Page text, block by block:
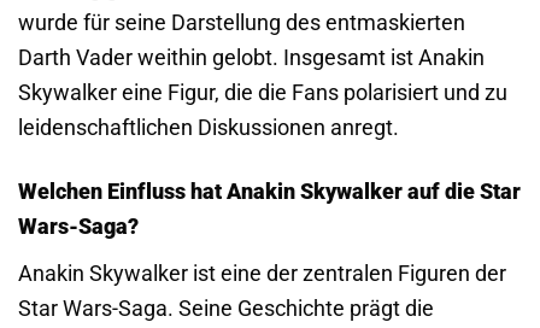
wurde für seine Darstellung des entmaskierten
Darth Vader weithin gelobt. Insgesamt ist Anakin
Skywalker eine Figur, die die Fans polarisiert und zu
leidenschaftlichen Diskussionen anregt.
Welchen Einfluss hat Anakin Skywalker auf die Star
Wars-Saga?
Anakin Skywalker ist eine der zentralen Figuren der
Star Wars-Saga. Seine Geschichte prägt die